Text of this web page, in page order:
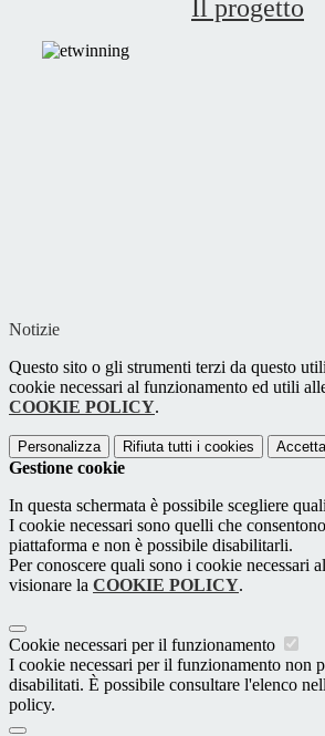
Il progetto
Notizie
Questo sito o gli strumenti terzi da questo
cookie necessari al funzionamento ed utili
COOKIE POLICY.
Personalizza Rifiuta tutti i cookies
Gestione cookie
In questa schermata è possibile scegliere
I cookie necessari sono quelli che
piattaforma e non è possibile disabilitarli.
Per conoscere quali sono i cookie necessari
visionare la COOKIE POLICY.
Cookie necessari per il funzionamento
I cookie necessari per il funzionamento non
disabilitati. È possibile consultare l'elenco
policy.